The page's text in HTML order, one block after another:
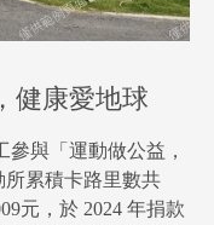
健康愛地球
與「運動做公益，
累積卡路里數共
元，於 2024 年捐款